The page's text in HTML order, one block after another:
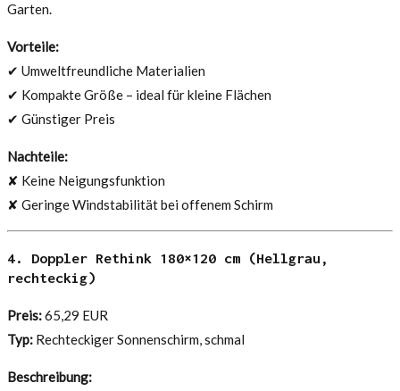
Garten.
Vorteile:
✔ Umweltfreundliche Materialien
✔ Kompakte Größe – ideal für kleine Flächen
✔ Günstiger Preis
Nachteile:
✘ Keine Neigungsfunktion
✘ Geringe Windstabilität bei offenem Schirm
4. Doppler Rethink 180×120 cm (Hellgrau,
rechteckig)
Preis:65,29 EUR
Typ: Rechteckiger Sonnenschirm, schmal
Beschreibung: